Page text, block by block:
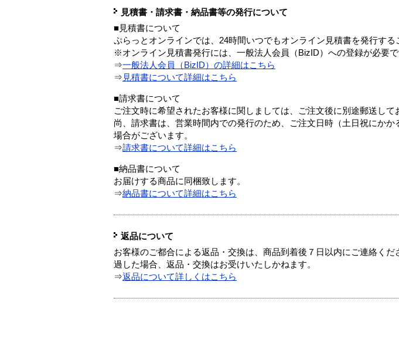
見積書・請求書・納品書等の発行について
■見積書について
ぷらっとオンラインでは、24時間いつでもオンライン見積書を発行する
※オンライン見積書発行には、一般法人会員（BizID）への登録が必要で
⇒一般法人会員（BizID）の詳細はこちら
⇒ 見積書について詳細はこちら
■請求書について
ご注文時に希望されたお客様に関しましては、ご注文後に別途郵送して
尚、請求書は、営業時間内での発行のため、ご注文日時（土日祝にか
場合がございます。
⇒請求書について詳細はこちら
■納品書について
お届けする商品に同梱致します。
⇒納品書について詳細はこちら
返品について
お客様のご都合による返品・交換は、商品到着後７日以内にご連絡く
過した場合、返品・交換はお受けいたしかねます。
⇒返品について詳しくはこちら